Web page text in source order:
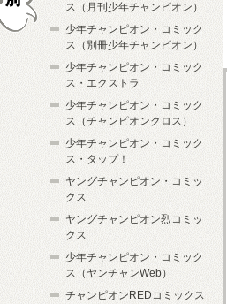
ス（月刊少年チャンピオン）
少年チャンピオン・コミック
ス（別冊少年チャンピオン）
少年チャンピオン・コミック
ス・エクストラ
少年チャンピオン・コミック
ス（チャンピオンクロス）
少年チャンピオン・コミック
ス・タップ！
ヤングチャンピオン・コミッ
クス
ヤングチャンピオン烈コミッ
クス
少年チャンピオン・コミック
ス（ヤンチャンWeb）
チャンピオンREDコミックス